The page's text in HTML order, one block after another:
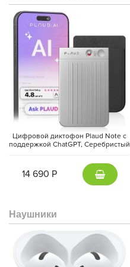
Цифровой диктофон Plaud Note с
поддержкой ChatGPT, Серебристый
14 690 Р
Наушники